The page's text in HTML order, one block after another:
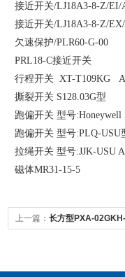
接近开关/LJ18A3-8-Z/EI/
接近开关/LJ18A3-8-Z/
欠速保护/PLR60-G-00
PRL18-C接近开关
行程开关 XT-T109KG
撕裂开关 S128.03G型
跑偏开关 型号
跑偏开关 型号:PLQ-USU
拉绳开关 型号:JJK-USU
磁体MR31-15-5
上一篇： 长方型PXA-